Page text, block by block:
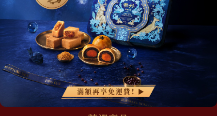
點我加入會員 加入丰丹LINE會員✨
網站地圖
關於我們
最新消息
會員權益
常見問題
聯絡我們